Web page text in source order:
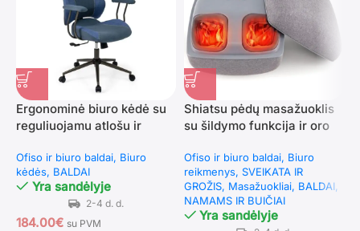
Ergonominė biuro kėdė su
reguliuojamu atlošu ir
Ofiso ir biuro baldai Biuro
kėdės BALDAI
Yra sandėlyje
184.00€ su PVM
Shiatsu pėdų masažuoklis
su šildymo funkcija ir oro
Ofiso ir biuro baldai Biuro
reikmenys SVEIKATA IR
GROŽIS Masažuokliai BALDAI
NAMAMS IR BUIČIAI
Yra sandėlyje